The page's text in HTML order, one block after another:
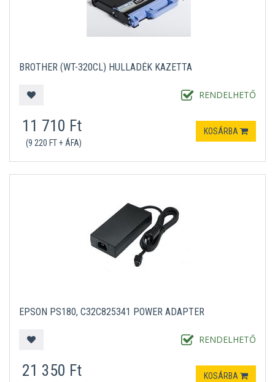
BROTHER (WT-320CL) HULLADÉK KAZETTA
RENDELHETŐ
11 710 Ft
(9 220 FT + ÁFA)
KOSÁRBA
EPSON PS180, C32C825341 POWER ADAPTER
RENDELHETŐ
21 350 Ft KOSÁRBA